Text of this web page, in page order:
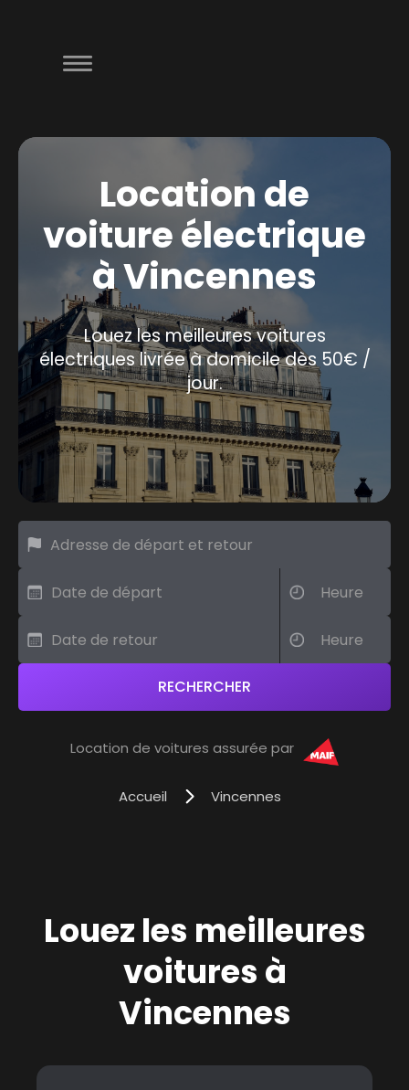
Location de
voiture électrique
à Vincennes
Louez les meilleures voitures
électriques livrée à domicile dès 50€ /
jour.
Location de voitures assurée par
Accueil Vincennes
Louez les meilleures
voitures à
Vincennes